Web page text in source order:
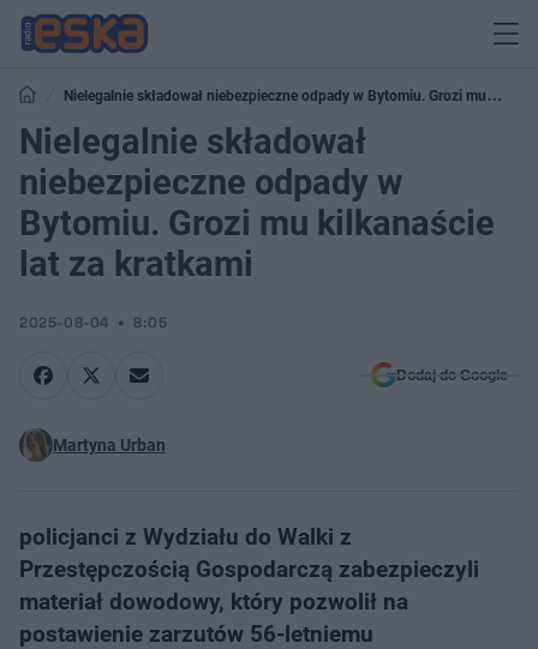
Nielegalnie składował niebezpieczne odpady w Bytomiu. Grozi mu
kilkanaście lat za kratkami
Nielegalnie składował
niebezpieczne odpady w
Bytomiu. Grozi mu kilkanaście
lat za kratkami
2025-08-04 8:05
Dodaj do Google
Martyna Urban
policjanci z Wydziału do Walki z
Przestępczością Gospodarczą zabezpieczyli
materiał dowodowy, który pozwolił na
postawienie zarzutów 56-letniemu